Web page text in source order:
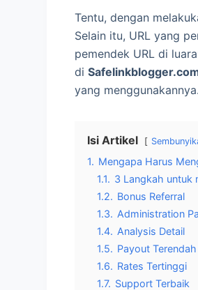
Tentu, dengan
Selain itu, URL yang
pemendek URL di
di
yang menggunakannya.
Isi Artikel
1. Mengapa Harus
1.1. 3 Langkah untuk
1.2. Bonus Referral
1.3. Administration
1.4. Analysis Detail
1.5. Payout Terendah
1.6. Rates Tertinggi
1.7. Support Terbaik